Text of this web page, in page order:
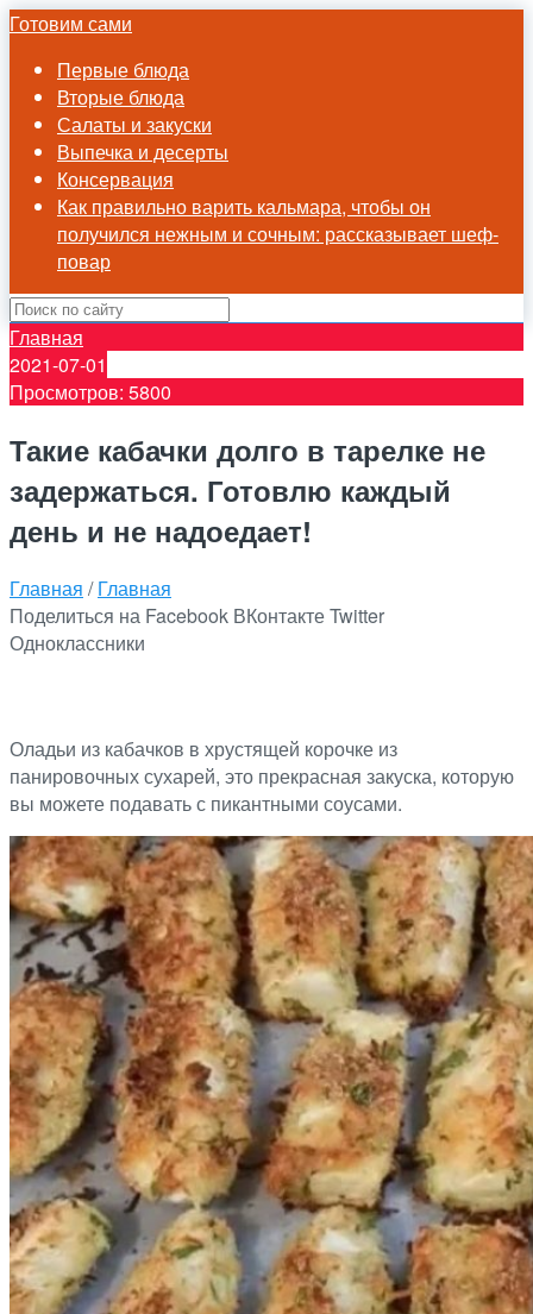
Готовим сами
Первые блюда
Вторые блюда
Салаты и закуски
Выпечка и десерты
Консервация
Как правильно варить кальмара, чтобы он
получился нежным и сочным: рассказывает шеф-
повар
Главная
2021-07-01
Просмотров: 5800
Такие кабачки долго в тарелке не
задержаться. Готовлю каждый
день и не надоедает!
Главная /Главная
Поделиться на Facebook ВКонтактеTwitter
Одноклассники
Оладьи из кабачков в хрустящей корочке из
панировочных сухарей, это прекрасная закуска, которую
вы можете подавать с пикантными соусами.